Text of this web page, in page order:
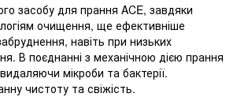
засобу для прання ACE, завдяки
очищення, ще ефективніше
навіть при низьких
В поєднанні з механічною дією прання
мікроби та бактерії.
чистоту та свіжість.